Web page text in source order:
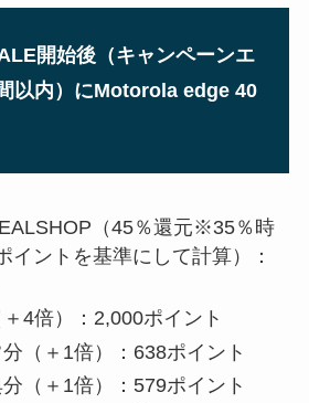
開始後（キャンペーンエ
以内）にMotorola edge 40
（45％還元※35％時
イントを基準にして計算）：
4倍）：2,000ポイント
（＋1倍）：638ポイント
（＋1倍）：579ポイント